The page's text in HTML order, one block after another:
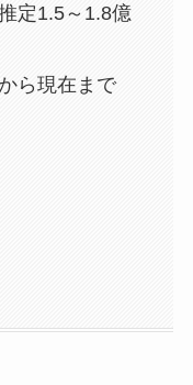
定1.5～1.8億
ら現在まで